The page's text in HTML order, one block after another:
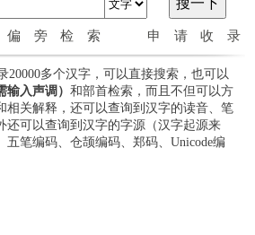
偏旁检索 申请收录
20000多个汉字，可以直接搜索，也可以
入声调） 和部首检索，而且不但可以方
相关解释，还可以查询到汉字的读音、笔
还可以查询到汉字的字源（汉字起源来
五笔编码、仓颉编码、郑码、Unicode编